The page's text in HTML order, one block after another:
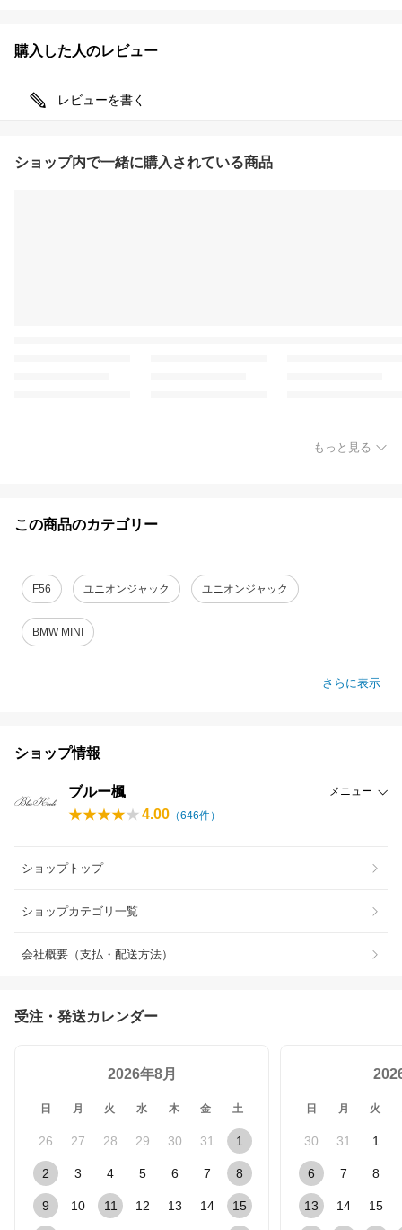
購入した人のレビュー
レビューを書く
ショップ内で一緒に購入されている商品
もっと見る
この商品のカテゴリー
F56 ユニオンジャック ユニオンジャック
BMW MINI
さらに表示
ショップ情報
ブルー楓 メニュー
4.00 （646件）
ショップトップ
ショップカテゴリ一覧
会社概要（支払・配送方法）
受注・発送カレンダー
2026年8月
日 月 火 水 木 金 土
26 27 28 29 30 31 1
2 3 4 5 6 7 8
9 10 11 12 13 14 15
日 月 火
30 31 1
6 7 8
13 14 15